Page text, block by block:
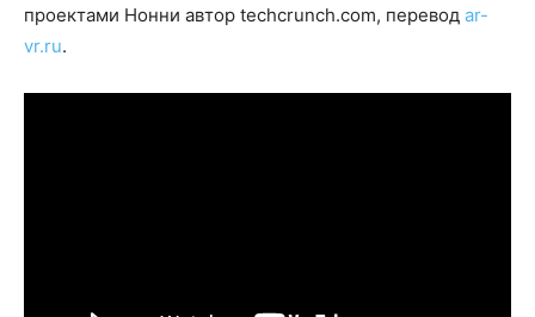
проектами Нонни автор techcrunch.com, перевод ar-
vr.ru.